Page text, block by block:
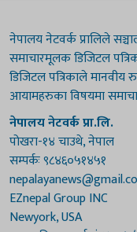
नेपालय नेटवर्क प्रालिले
समाचारमूलक डिजिटल
डिजिटल पत्रिकाले मानवीय
आयामहरुका विषयमा
नेपालय नेटवर्क प्रा.लि.
पोखरा-१४ चाउथे, नेपाल
सम्पर्कः ९८४६०५१४५१
EZnepal Group INC
Newyork, USA